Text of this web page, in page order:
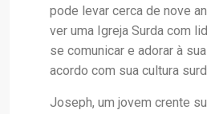
pode levar cerca de nove
ver uma Igreja Surda com
se comunicar e adorar à
acordo com sua cultura
Joseph, um jovem crente